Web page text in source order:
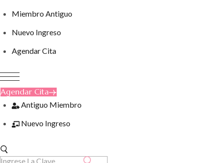
Miembro Antiguo
Nuevo Ingreso
Agendar Cita
Agendar Cita
Antiguo Miembro
Nuevo Ingreso